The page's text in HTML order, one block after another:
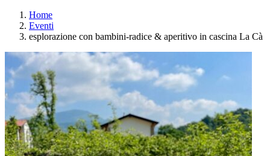
Home
Eventi
esplorazione con bambini-radice & aperitivo in cascina La Cà